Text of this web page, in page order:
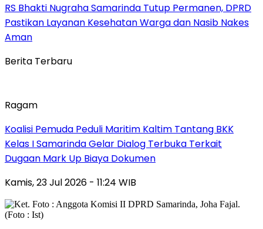
RS Bhakti Nugraha Samarinda Tutup Permanen, DPRD
Pastikan Layanan Kesehatan Warga dan Nasib Nakes
Aman
Berita Terbaru
Ragam
Koalisi Pemuda Peduli Maritim Kaltim Tantang BKK
Kelas I Samarinda Gelar Dialog Terbuka Terkait
Dugaan Mark Up Biaya Dokumen
Kamis, 23 Jul 2026 - 11:24 WIB